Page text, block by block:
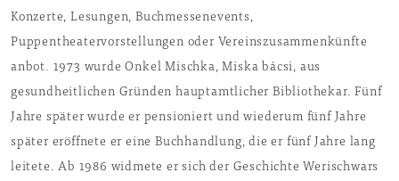
Konzerte, Lesungen, Buchmessenevents,
Puppentheatervorstellungen oder Vereinszusammenkünfte
anbot. 1973 wurde Onkel Mischka, Miska bácsi, aus
gesundheitlichen Gründen hauptamtlicher Bibliothekar. Fünf
Jahre später wurde er pensioniert und wiederum fünf Jahre
später eröffnete er eine Buchhandlung, die er fünf Jahre lang
leitete. Ab 1986 widmete er sich der Geschichte Werischwars